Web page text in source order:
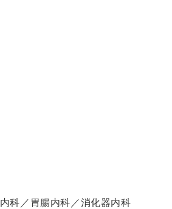
内科／胃腸内科／消化器内科